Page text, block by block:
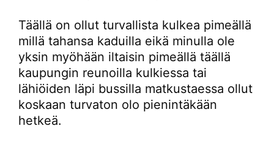
Täällä on ollut turvallista kulkea pimeällä
millä tahansa kaduilla eikä minulla ole
yksin myöhään iltaisin pimeällä täällä
kaupungin reunoilla kulkiessa tai
lähiöiden läpi bussilla matkustaessa ollut
koskaan turvaton olo pienintäkään
hetkeä.